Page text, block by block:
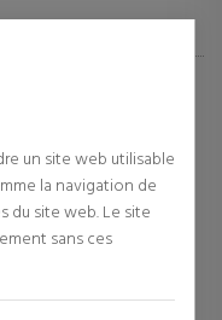
un site web utilisable
la navigation de
du site web. Le site
sans ces
EYE TWIST
maquillage des yeux
et eye-liner. Son
une application
styles de maquillage. En